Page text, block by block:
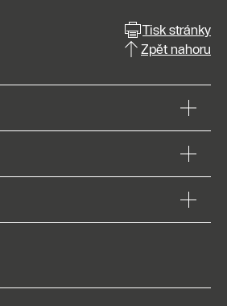
Tisk stránky
Zpět nahoru